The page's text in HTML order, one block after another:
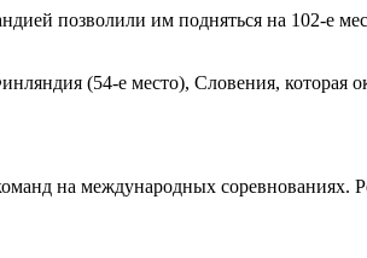
позволили им подняться на 102-е
(54-е место), Словения, которая
на международных соревнованиях.